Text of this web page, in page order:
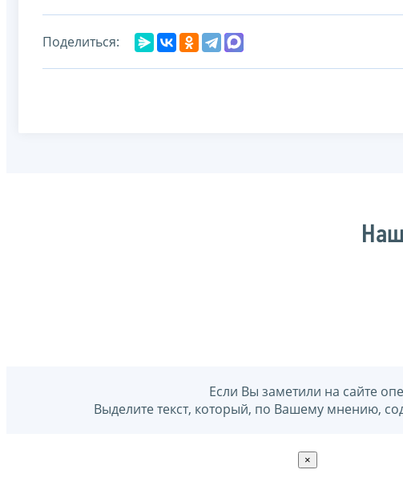
Поделиться:
Если Вы заметили на сайте
Выделите текст, который, по Вашему мнению,
×